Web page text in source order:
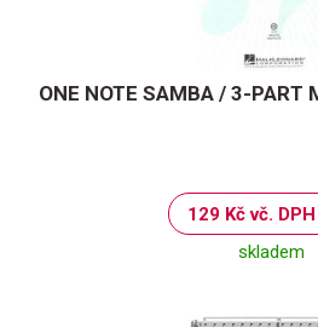
ONE NOTE SAMBA / 3-
129 Kč vč. DPH
skladem